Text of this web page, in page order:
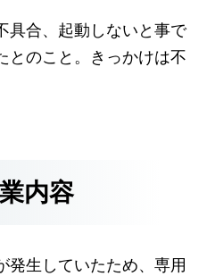
具合、起動しないと事で
とのこと。きっかけは不
内容
発生していたため、専用